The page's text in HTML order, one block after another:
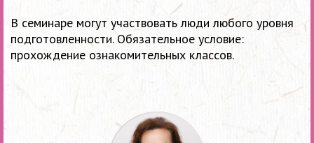
В семинаре могут участвовать люди любого уровня
подготовленности. Обязательное условие:
прохождение ознакомительных классов.